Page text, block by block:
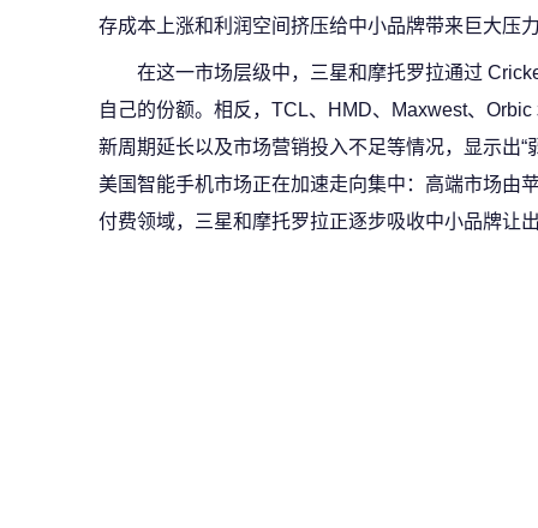
存成本上涨和利润空间挤压给中小品牌带来巨大压
在这一市场层级中，三星和摩托罗拉通过
自己的份额。相反，TCL、HMD、Maxwest、
新周期延长以及市场营销投入不足等情况，显示出“
美国智能手机市场正在加速走向集中：高端市场由
付费领域，三星和摩托罗拉正逐步吸收中小品牌让